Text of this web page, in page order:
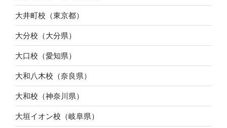
大井町校（東京都）
大分校（大分県）
大口校（愛知県）
大和八木校（奈良県）
大和校（神奈川県）
大垣イオン校（岐阜県）